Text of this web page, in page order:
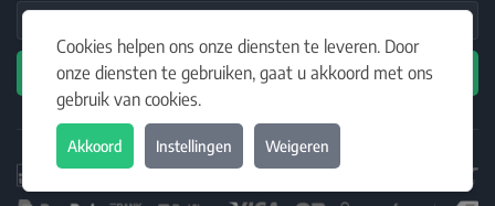
Cookies helpen ons onze diensten te leveren. Door
onze diensten te gebruiken, gaat u akkoord met ons
gebruik van cookies.
Akkoord Instellingen Weigeren
Email Address
Abonneren